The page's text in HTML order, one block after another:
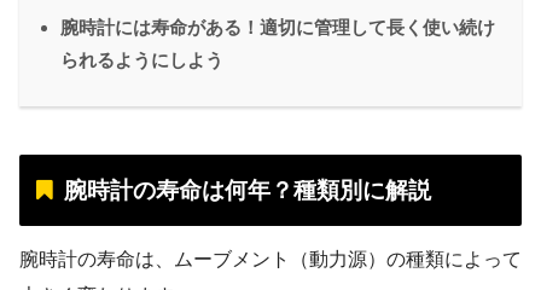
腕時計には寿命がある！適切に管理して長く使い続け
られるようにしよう
腕時計の寿命は何年？種類別に解説
腕時計の寿命は、ムーブメント（動力源）の種類によって